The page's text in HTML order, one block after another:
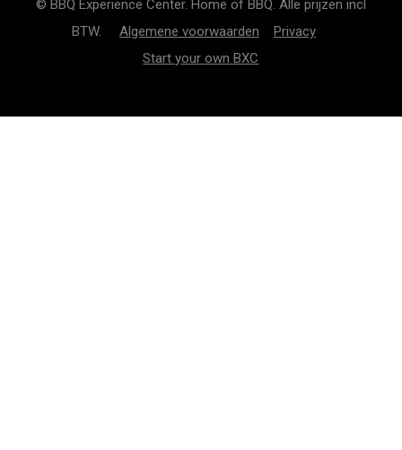
© BBQ Experience Center. Home of BBQ. Alle prijzen incl
BTW. Algemene voorwaarden
Privacy
Start your own BXC